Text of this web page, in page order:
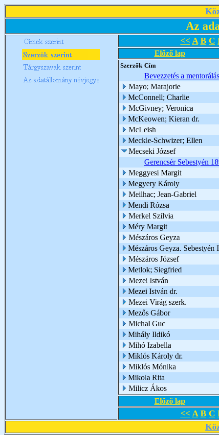
Az
<< A B C
Előző lap
Szerzők Cím
Bevezzetés a
Mayo; Marajorie
McConnell; Charlie
McGivney; Veronica
McKeowen; Kieran dr.
McLeish
Meckle-Schwizer; Ellen
Mecseki József
Gerencsér Sebestyén
Meggyesi Margit
Megyery Károly
Meilhac; Jean-Gabriel
Mendi Rózsa
Merkel Szilvia
Méry Margit
Mészáros Geyza
Mészáros Geyza. Sebestyén
Mészáros József
Metlok; Siegfried
Mezei István
Mezei István dr.
Mezei Virág szerk.
Mezős Gábor
Michal Guc
Mihály Ildikó
Mihó Izabella
Miklós Károly dr.
Miklós Mónika
Mikola Rita
Milicz Ákos
Előző lap
<< A B C